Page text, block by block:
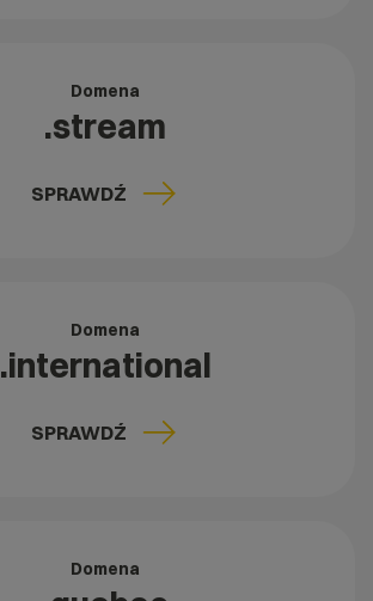
Domena
.stream
SPRAWDŹ
Domena
.international
SPRAWDŹ
Domena